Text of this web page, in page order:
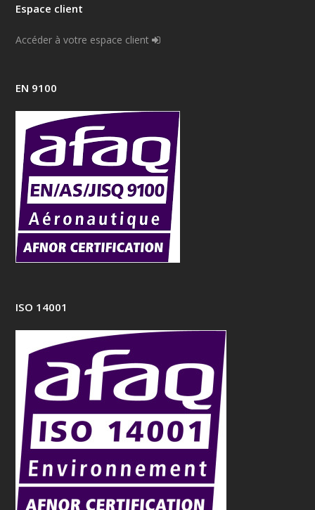
Espace client
Accéder à votre espace client
EN 9100
ISO 14001